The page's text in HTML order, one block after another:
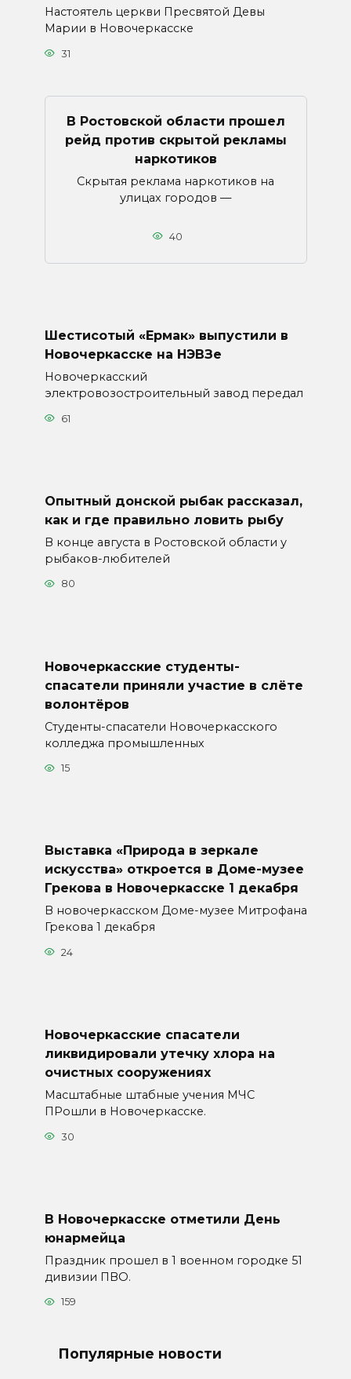
Настоятель церкви Пресвятой Девы
Марии в Новочеркасске
31
В Ростовской области прошел
рейд против скрытой рекламы
наркотиков
Скрытая реклама наркотиков на
улицах городов —
40
Шестисотый «Ермак» выпустили в
Новочеркасске на НЭВЗе
Новочеркасский
электровозостроительный завод передал
61
Опытный донской рыбак рассказал,
как и где правильно ловить рыбу
В конце августа в Ростовской области у
рыбаков-любителей
80
Новочеркасские студенты-
спасатели приняли участие в слёте
волонтёров
Студенты-спасатели Новочеркасского
колледжа промышленных
15
Выставка «Природа в зеркале
искусства» откроется в Доме-музее
Грекова в Новочеркасске 1 декабря
В новочеркасском Доме-музее Митрофана
Грекова 1 декабря
24
Новочеркасские спасатели
ликвидировали утечку хлора на
очистных сооружениях
Масштабные штабные учения МЧС
ПРошли в Новочеркасске.
30
В Новочеркасске отметили День
юнармейца
Праздник прошел в 1 военном городке 51
дивизии ПВО.
159
Популярные новости